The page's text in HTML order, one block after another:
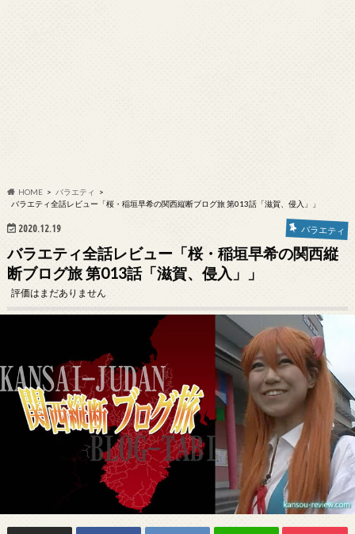
HOME
バラエティ
バラエティ全話レビュー「桜・稲垣早希の関西縦断ブログ旅 第013話「滋賀、侵入」」
2020.12.19 バラエティ
バラエティ全話レビュー「桜・稲垣早希の関西縦
断ブログ旅 第013話「滋賀、侵入」」
評価はまだありません